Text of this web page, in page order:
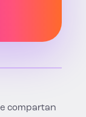
compartan